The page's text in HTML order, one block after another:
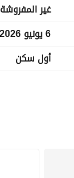
غير المفروشة
6 يونيو 2026
أول سكن